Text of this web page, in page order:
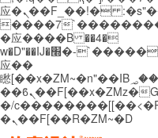
应�ܢ��F_��!� :�s"��
����7
�应����B ��4�
w�D"��IJ�׭�-`������S��9�Dr�ji��EJ߅��gJ�
应��
矁[��x�ZM~�n"��IB؃��!'����Тѕ��+��(m��IK�ʭ�/|
��ϐܢ��F[��x�ZMz�G�� %嬩
�/
�ܢ��F[��R�ZM~�D